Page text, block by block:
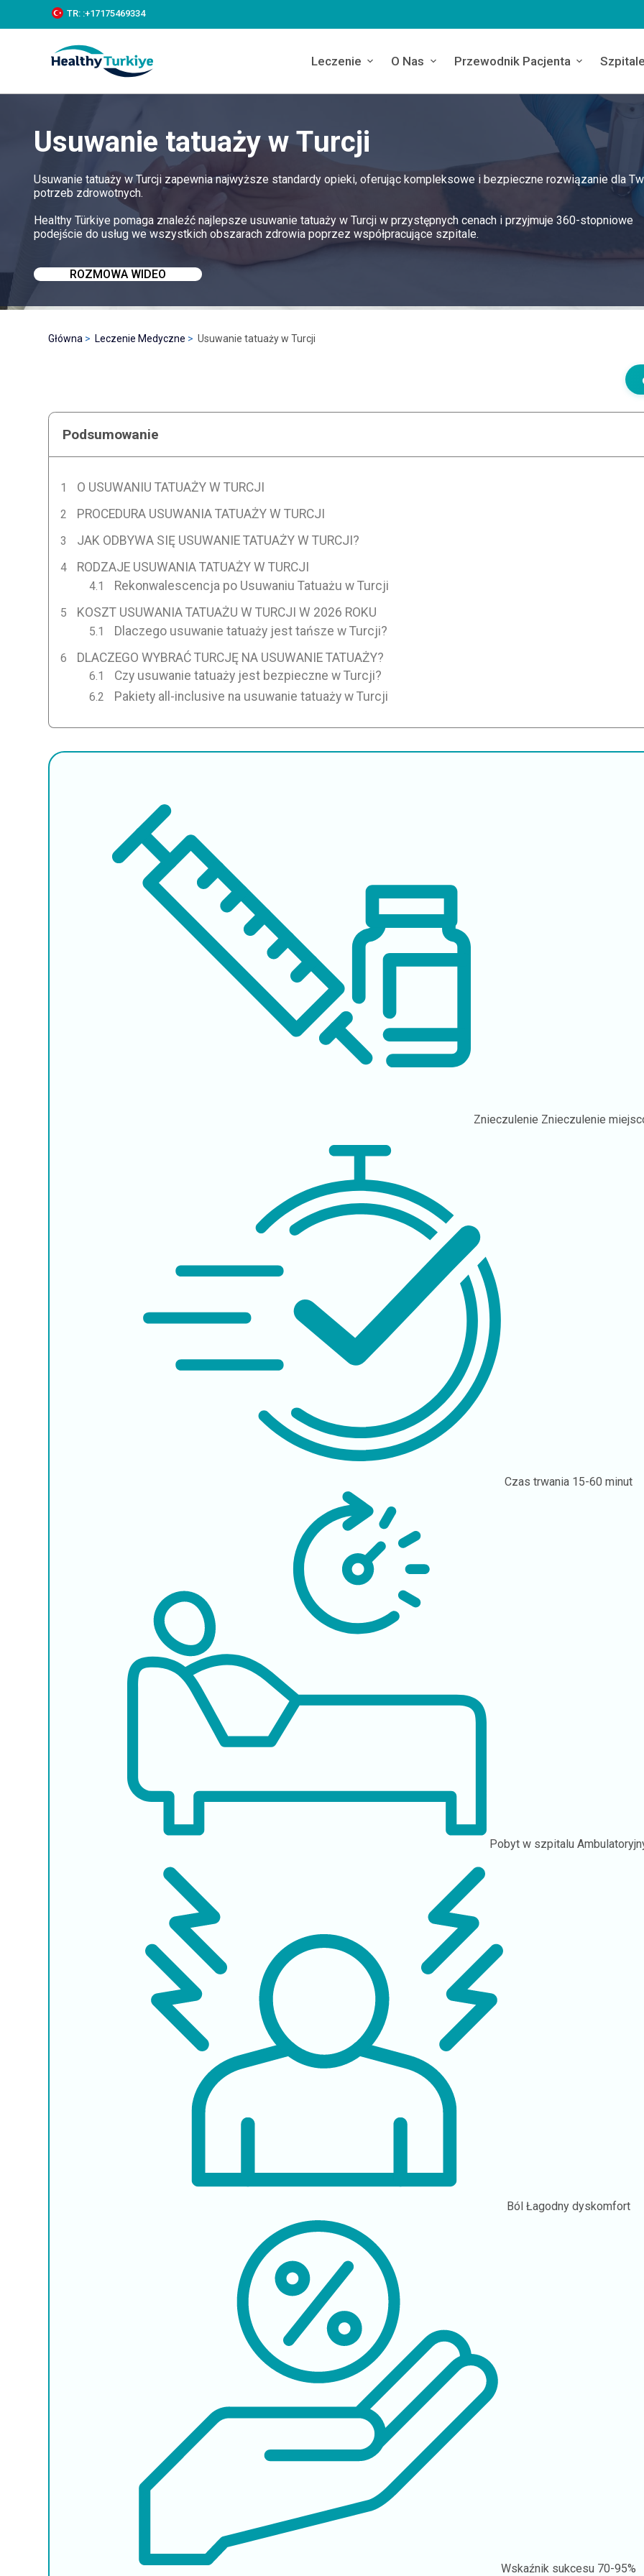
k
c
TR: :+‪17175469334‬
Leczenie O Nas Przewodnik Pacjenta
Usuwanie tatuaży w Turcji
Usuwanie tatuaży w Turcji zapewnia najwyższe standardy opieki, oferując kompleksowe i bezpieczne rozwiązanie dla
potrzeb zdrowotnych.
Healthy Türkiye pomaga znaleźć najlepsze usuwanie tatuaży w Turcji w przystępnych cenach i przyjmuje 360-stopniowe
podejście do usług we wszystkich obszarach zdrowia poprzez współpracujące szpitale.
ROZMOWA WIDEO
Główna Leczenie Medyczne Usuwanie tatuaży w Turcji
Podsumowanie
O USUWANIU TATUAŻY W TURCJI
PROCEDURA USUWANIA TATUAŻY W TURCJI
JAK ODBYWA SIĘ USUWANIE TATUAŻY W TURCJI?
RODZAJE USUWANIA TATUAŻY W TURCJI
Rekonwalescencja po Usuwaniu Tatuażu w Turcji
KOSZT USUWANIA TATUAŻU W TURCJI W 2026 ROKU
Dlaczego usuwanie tatuaży jest tańsze w Turcji?
DLACZEGO WYBRAĆ TURCJĘ NA USUWANIE TATUAŻY?
Czy usuwanie tatuaży jest bezpieczne w Turcji?
Pakiety all-inclusive na usuwanie tatuaży w Turcji
Znieczulenie Znieczulenie
Czas trwania 15-60 minut
Pobyt w szpitalu
BólŁagodny dyskomfort
Wskaźnik sukcesu 70-95%